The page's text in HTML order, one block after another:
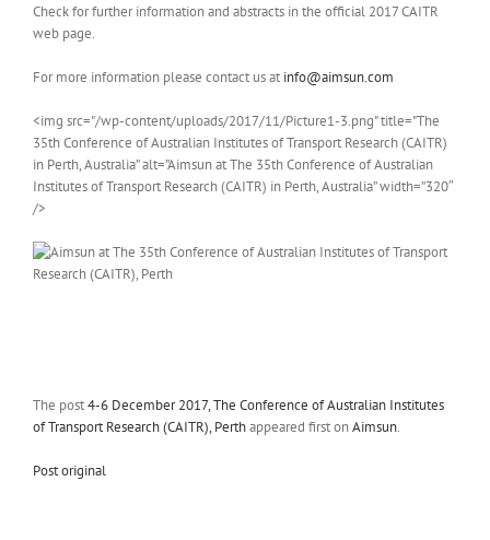
Check for further information and abstracts in the official 2017 CAITR
web page.
For more information please contact us at info@aimsun.com
<img src="/wp-content/uploads/2017/11/Picture1-3.png" title="The
35th Conference of Australian Institutes of Transport Research (CAITR)
in Perth, Australia” alt=”Aimsun at The 35th Conference of Australian
Institutes of Transport Research (CAITR) in Perth, Australia” width=”320″
/>
The post4-6 December 2017, The Conference of Australian Institutes
of Transport Research (CAITR), Perthappeared first onAimsun.
Post original